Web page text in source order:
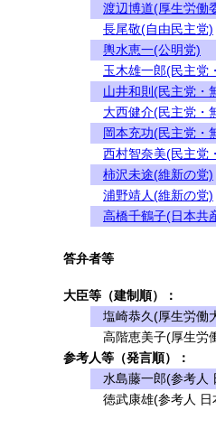
渡辺博道(厚生労働
長尾敬(自由民主党)
輿水恵一(公明党)
玉木雄一郎(民主党
山井和則(民主党・
大西健介(民主党・
岡本充功(民主党・
西村智奈美(民主党
柿沢未途(維新の党)
浦野靖人(維新の党)
高橋千鶴子(日本共
答弁者等
大臣等（建制順）：
塩崎恭久(厚生労働
高階恵美子(厚生労
参考人等（発言順）：
水島藤一郎(参考人
徳武康雄(参考人 日